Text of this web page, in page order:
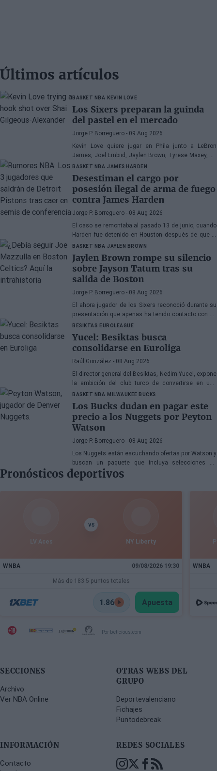
Últimos artículos
BASKET NBA KEVIN LOVE
Los Sixers preparan la guinda
del pastel en el mercado
Jorge P. Borreguero - 09 Aug 2026
Kevin Love quiere jugar en Phila junto a LeBron
James, Joel Embiid, Jaylen Brown, Tyrese Maxey, VJ
Edgecombe, Anfernee Simons y compañía
BASKET NBA JAMES HARDEN
Desestiman el cargo por
posesión ilegal de arma de fuego
contra James Harden
Jorge P. Borreguero - 08 Aug 2026
El caso se remontaba al pasado 13 de junio, cuando
Harden fue detenido en Houston después de que la
policía encontrara una pistola en su vehículo
BASKET NBA JAYLEN BROWN
Jaylen Brown rompe su silencio
sobre Jayson Tatum tras su
salida de Boston
Jorge P. Borreguero - 08 Aug 2026
El ahora jugador de los Sixers reconoció durante su
presentación que apenas ha tenido contacto con su
antiguo compañero
BESIKTAS EUROLEAGUE
Yucel: Besiktas busca
consolidarse en Euroliga
Raúl González - 08 Aug 2026
El director general del Besiktas, Nedim Yucel, expone
la ambición del club turco de convertirse en una
organización permanente y competitiva en la
Euroliga. En declaraciones a Besiktas Magazine,
aborda la transformación del departamento, la
renovación de Dusan Alimpijevic hasta 2028 y los
planes para competir en la élite europea.
BASKET NBA MILWAUKEE BUCKS
Los Bucks dudan en pagar este
precio a los Nuggets por Peyton
Watson
Jorge P. Borreguero - 08 Aug 2026
Los Nuggets están escuchando ofertas por Watson y
buscan un paquete que incluya selecciones de
primera ronda, jóvenes talentos o una combinación
de ambos
Pronósticos deportivos
LV Aces
VS
NY Liberty
WNBA 09/08/2026 19:30
Más de 183.5 puntos totales
1.86 Apuesta
WNBA
Por beticious.com
SECCIONES
Archivo
Ver NBA Online
OTRAS WEBS DEL
GRUPO
Deportevalenciano
Fichajes
Puntodebreak
INFORMACIÓN
Contacto
REDES SOCIALES